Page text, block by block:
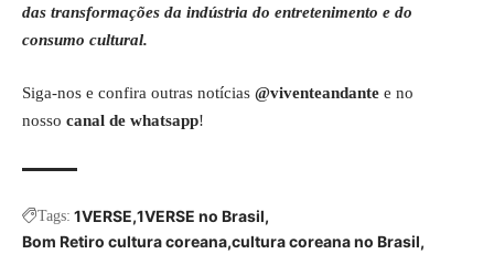
das transformações da indústria do entretenimento e do
consumo cultural.
Siga-nos e confira outras notícias @viventeandante e no
nosso canal de whatsapp!
Tags: 1VERSE 1VERSE no Brasil
Bom Retiro cultura coreana cultura coreana no Brasil